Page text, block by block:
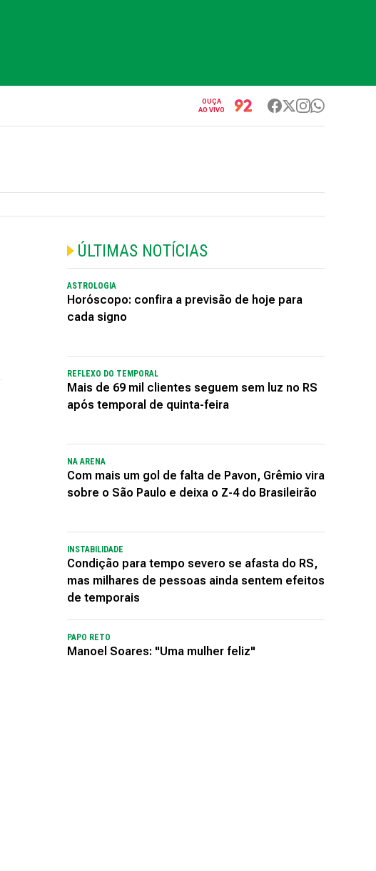
OUÇA
AO VIVO
ÚLTIMAS NOTÍCIAS
ASTROLOGIA
Horóscopo: confira a previsão de hoje para
cada signo
REFLEXO DO TEMPORAL
Mais de 69 mil clientes seguem sem luz no RS
após temporal de quinta-feira
NA ARENA
Com mais um gol de falta de Pavon, Grêmio vira
sobre o São Paulo e deixa o Z-4 do Brasileirão
INSTABILIDADE
Condição para tempo severo se afasta do RS,
mas milhares de pessoas ainda sentem efeitos
de temporais
PAPO RETO
Manoel Soares: "Uma mulher feliz"